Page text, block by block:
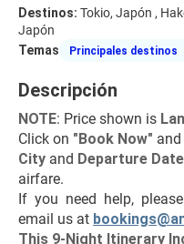
Destinos: Tokio, Japón ,
Japón
Temas
Principales destinos
Descripción
NOTE: Price shown is
Click on "Book Now"
City and Departure Date
airfare.
If you need help,
email us at
This 9-Night Itinerary